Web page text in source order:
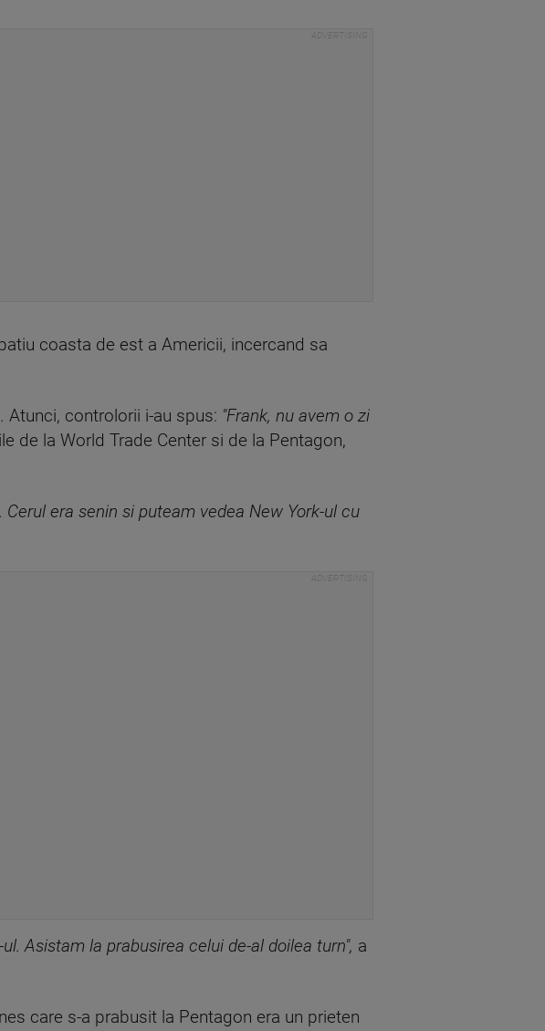
coasta de est a Americii, incercand sa
controlorii i-au spus: "Frank, nu avem o zi
de la World Trade Center si de la Pentagon,
era senin si puteam vedea New York-ul cu
Asistam la prabusirea celui de-al doilea turn", a
care s-a prabusit la Pentagon era un prieten